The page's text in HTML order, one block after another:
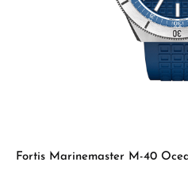
Fortis Marinemaster M-40